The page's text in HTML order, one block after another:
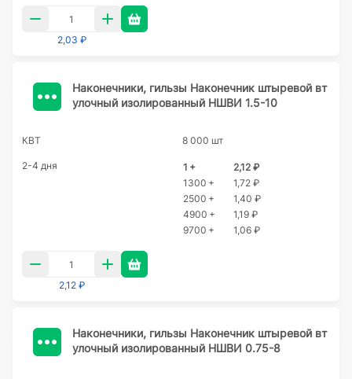
2,03 ₽
Наконечники, гильзы Наконечник штыревой вт
улочный изолированный НШВИ 1.5-10
КВТ 8 000 шт
2-4 дня 1 +
2,12 ₽
1300 +
1,72 ₽
2500 +
1,40 ₽
4900 +
1,19 ₽
9700 +
1,06 ₽
2,12 ₽
Наконечники, гильзы Наконечник штыревой вт
улочный изолированный НШВИ 0.75-8